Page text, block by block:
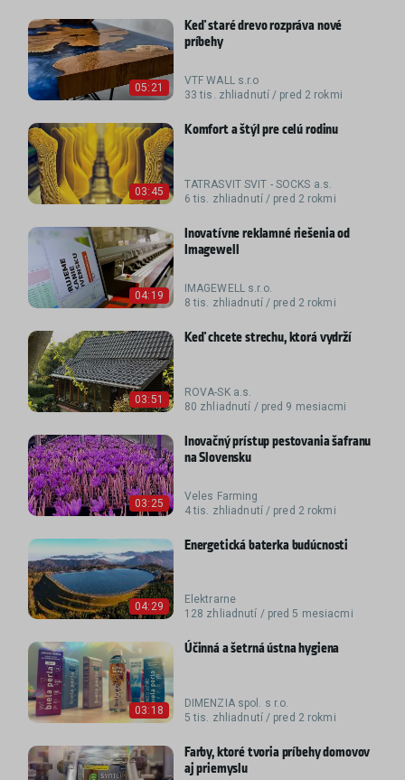
05:21
Keď staré drevo rozpráva nové
príbehy
VTF WALL s.r.o
33 tis. zhliadnutí / pred 2 rokmi
03:45
Komfort a štýl pre celú rodinu
TATRASVIT SVIT - SOCKS a.s.
6 tis. zhliadnutí / pred 2 rokmi
04:19
Inovatívne reklamné riešenia od
Imagewell
IMAGEWELL s.r.o.
8 tis. zhliadnutí / pred 2 rokmi
03:51
Keď chcete strechu, ktorá vydrží
ROVA-SK a.s.
80 zhliadnutí / pred 9 mesiacmi
03:25
Inovačný prístup pestovania šafranu
na Slovensku
Veles Farming
4 tis. zhliadnutí / pred 2 rokmi
04:29
Energetická baterka budúcnosti
Elektrarne
128 zhliadnutí / pred 5 mesiacmi
03:18
Účinná a šetrná ústna hygiena
DIMENZIA spol. s r.o.
5 tis. zhliadnutí / pred 2 rokmi
Farby, ktoré tvoria príbehy domovov
aj priemyslu